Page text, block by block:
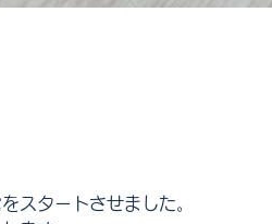
スタートさせました。